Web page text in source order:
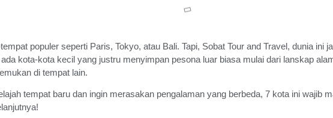
populer seperti Paris, Tokyo, atau Bali. Tapi, Sobat Tour and Travel, dunia
kota-kota kecil yang justru menyimpan pesona luar biasa mulai dari lanskap
di tempat lain.
tempat baru dan ingin merasakan pengalaman yang berbeda, 7 kota ini wajib